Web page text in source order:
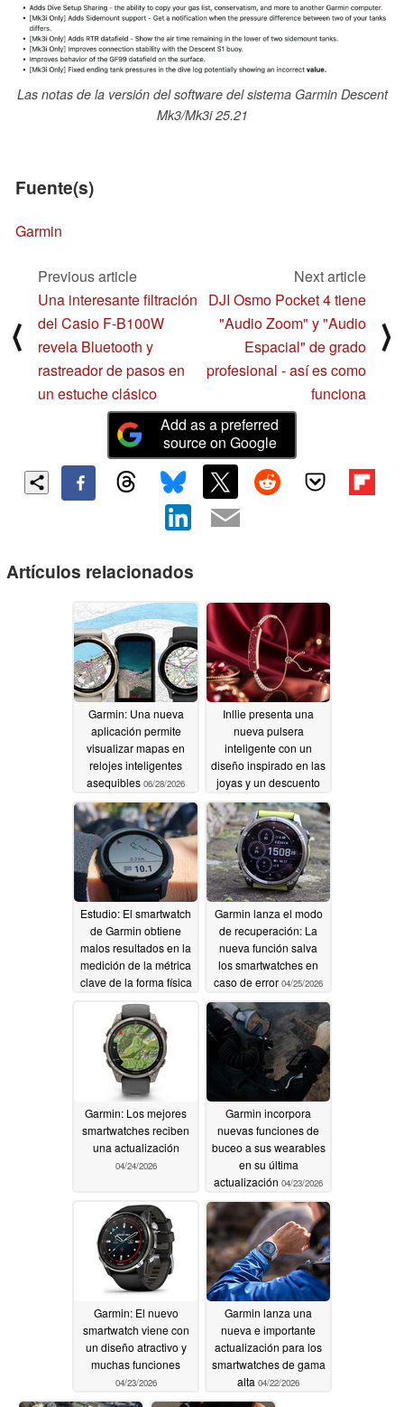
Las notas de la versión del software del sistema Garmin Descent
Mk3/Mk3i 25.21
Fuente(s)
Garmin
⟨
Previous article
Una interesante filtración
del Casio F-B100W
revela Bluetooth y
rastreador de pasos en
un estuche clásico
Next article
DJI Osmo Pocket 4 tiene
"Audio Zoom" y "Audio
Espacial" de grado
profesional - así es como
funciona
⟩
Add as a preferred
source on Google
Artículos relacionados
Garmin: Una nueva
aplicación permite
visualizar mapas en
relojes inteligentes
asequibles 06/28/2026
Inllie presenta una
nueva pulsera
inteligente con un
diseño inspirado en las
joyas y un descuento
de lanzamiento
06/09/2026
Estudio: El smartwatch
de Garmin obtiene
malos resultados en la
medición de la métrica
clave de la forma física
Garmin lanza el modo
de recuperación: La
nueva función salva
los smartwatches en
caso de error 04/25/2026
Garmin: Los mejores
smartwatches reciben
una actualización
04/24/2026
Garmin incorpora
nuevas funciones de
buceo a sus wearables
en su última
actualización 04/23/2026
Garmin: El nuevo
smartwatch viene con
un diseño atractivo y
muchas funciones
04/23/2026
Garmin lanza una
nueva e importante
actualización para los
smartwatches de gama
alta 04/22/2026